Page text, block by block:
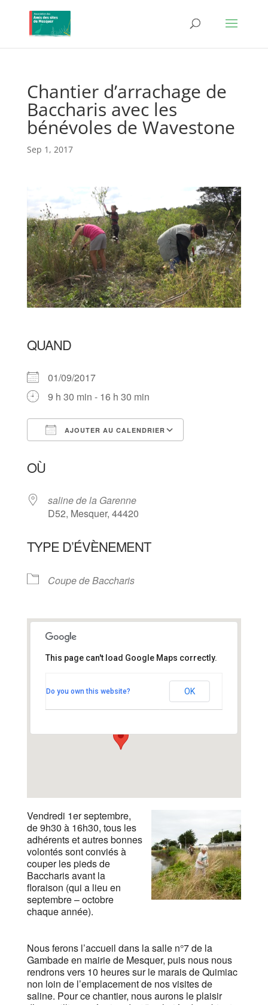
Chantier d’arrachage de
Baccharis avec les
bénévoles de Wavestone
Sep 1, 2017
QUAND
01/09/2017
9 h 30 min - 16 h 30 min
AJOUTER AU CALENDRIER
OÙ
saline de la Garenne
D52, Mesquer, 44420
TYPE D’ÉVÈNEMENT
Coupe de Baccharis
Voir Évènements
This page can't load Google Maps correctly.
Do you own this website? OK
Vendredi 1er septembre,
de 9h30 à 16h30, tous les
adhérents et autres bonnes
volontés sont conviés à
couper les pieds de
Baccharis avant la
floraison (qui a lieu en
septembre – octobre
chaque année).
Nous ferons l’accueil dans la salle n°7 de la
Gambade en mairie de Mesquer, puis nous nous
rendrons vers 10 heures sur le marais de Quimiac
non loin de l’emplacement de nos visites de
saline. Pour ce chantier, nous aurons le plaisir